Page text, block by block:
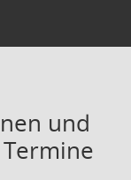
und
Termine